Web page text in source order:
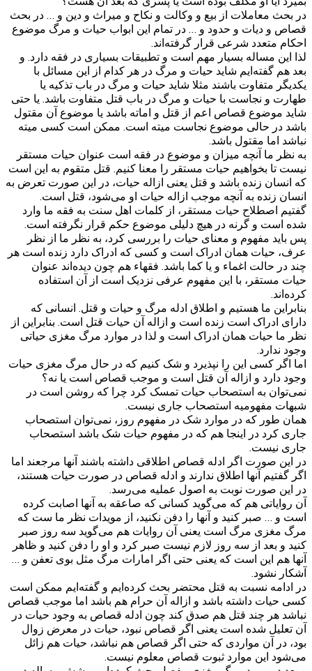
در بحث معاملات از بیع و وکالت و نکاح و میراث و دین و … در بحث
قصاص و دیات و حدود و … در تمام این ابواب حیات و مرگ موضوع
احکام متعدد شرعی قرار گرفته‌اند.
لذا این مساله بسیار مهم است و تطبیقات بسیاری در فقه دارد. و
بعد هم گفته‌ایم شاید حیات و مرگ در هر کدام از این مسائل با
یکدیگر متفاوت باشند مثلا شاید حیات و مرگ در باب تذکیه یا
طهارت و نجاست با حیات و مرگ در باب قتل متفاوت باشد. یا حتی
شاید موضوع قصاص اعم از قتل و اماته باشد یا موضوع آن مقتول
باشد در حالی موضوع نجاست میته است. ممکن است کسی میته
نباشد اما مقتول باشد.
به نظر ما آنچه میزان و موضوع در فقه است عنوان حیات مستقر
نیست تا بخواهیم حیات مستقر را معنا کنیم. قتل متقوم به این است
که انسان زنده باشد و قتل یعنی ازاله حیات، در این صورت تعرض به
انسان زنده به آنچه موجب ازاله حیات او می‌شود، قتل است.
گفتیم اصطلاح حیات مستقر، از کلمات اهل سنت به فقه ما وارد
شده است و گرنه در هیچ دلیلی موضوع حکم قرار نگرفته است.
پس باید مفهوم و معنای حیات را بررسی کرد، به نظر ما از نظر
عرف، حیات همان ادراک است و کسی که ادراک دارد زنده است هر
چند در حالت اغماء و یا کما باشد. فقهاء هم چون دیده‌اند عنوان
حیات مستقر، با این مفهوم عرفی نزدیک است از آن استفاده
کرده‌اند.
بنابراین ما هستیم و اطلاق ادله مرگ و حیات و قتل. انسانی که
دارای ادراک است زنده است و ازاله آن حیات قتل است. بنابراین از
نظر ما حیات همان ادراک است و لذا در موارد مرگ مغزی حیاتی
وجود ندارد.
اما اگر کسی این را نپذیرد و شک کنیم که در حال مرگ مغزی حیات
وجود دارد و ازاله آن قتل است و موجب قصاص است یا نه؟
نمی‌توان به استصحاب حیات تمسک کرد چرا که روشن است در
شبهات مفهومیه استصحاب جاری نیست.
همان طور که در موارد شک در مفهوم روز، نمی‌توان استصحاب
جاری کرد در اینجا هم که در مفهوم حیات شک باشد استصحاب
جاری نیست.
در این صورت اگر ادله قصاص اطلاقی داشته باشند آنها مرجعند اما
اگر گفتیم آنها اطلاق ندارند و ادله قصاص در صورت حیات هستند،
در این صورت نوبت به اصول عملیه می‌رسد.
آن روایاتی هم که می‌گوید کسانی که صاعقه به آنها اصابت کرده
است و … صبر کنید و آنها را دفن نکنید، از مویدات نظر ما ست که
مرگ مغزی مرگ است یعنی آن روایات هم می‌گوید سه روز صبر
کنید و بعد از سه روز لازم نیست صبر کرد و او را دفن کنید و ظاهر
آنها هم این است که یعنی حتی اگر امارات مرگ مثل بوی تعفن و …
آشکار نشود.
در ادامه نسبت به قتل محتضر بحث کرده‌ایم و گفته‌ایم ممکن است
کسی حیات داشته باشد و ازاله آن حرام هم باشد اما موجب قصاص
نباشد هر چند قتل هم صدق کند چون ادله قصاص به وجود حیات در
آن تعلیل شده است یعنی اگر قصاص نبود، حیات در معرض زوال
بود، در آن مواردی که حتی اگر قصاص هم نباشد، حیات هم زائل
می‌شود این موارد ثبوت قصاص معلوم نیست.